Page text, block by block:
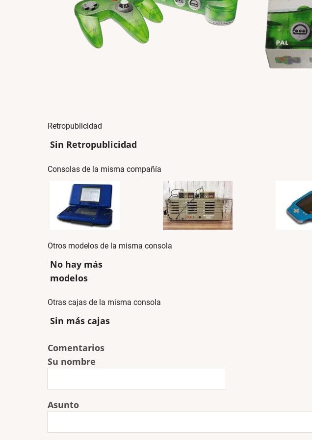
Retropublicidad
Sin Retropublicidad
Consolas de la misma compañía
Otros modelos de la misma consola
No hay más
modelos
Otras cajas de la misma consola
Sin más cajas
Comentarios
Su nombre
Asunto